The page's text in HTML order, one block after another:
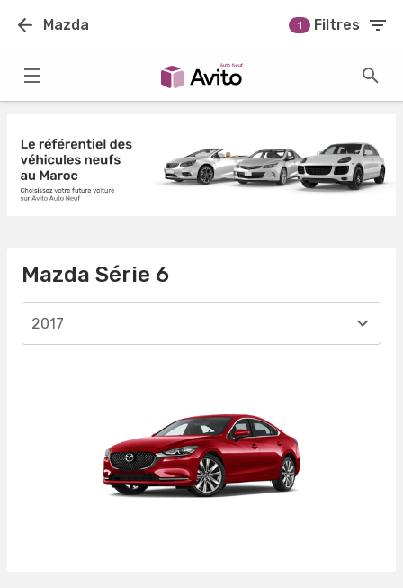
Mazda 1 Filtres
Mazda Série 6
2017